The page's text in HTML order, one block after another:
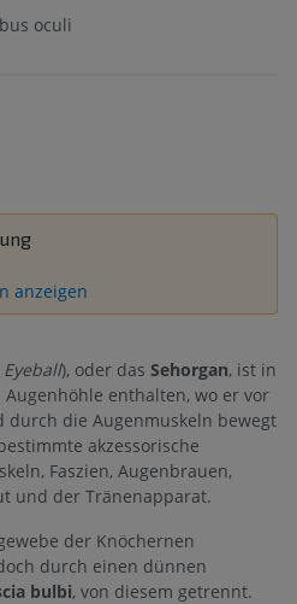
oculi
anzeigen
), oder das Sehorgan, ist in
enthalten, wo er vor
durch die Augenmuskeln bewegt
akzessorische
Faszien, Augenbrauen,
und der Tränenapparat.
der Knöchernen
durch einen dünnen
bulbi, von diesem getrennt.